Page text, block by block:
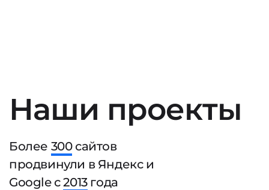
Наши проекты
Более 300сайтов
продвинули в Яндекс и
Google с2013года